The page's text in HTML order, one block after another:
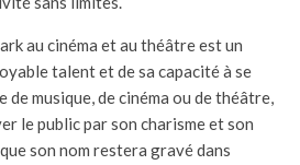
au cinéma et au théâtre est un
talent et de sa capacité à se
de musique, de cinéma ou de théâtre,
le public par son charisme et son
son nom restera gravé dans